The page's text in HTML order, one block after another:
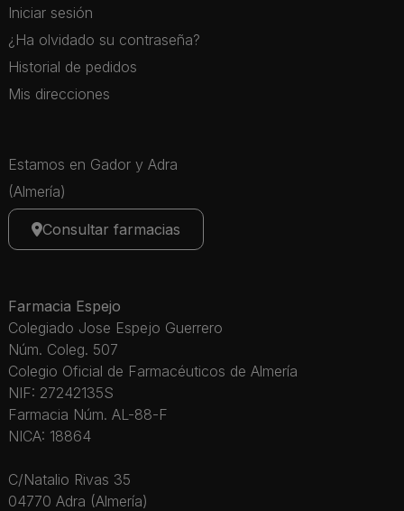
Iniciar sesión
¿Ha olvidado su contraseña?
Historial de pedidos
Mis direcciones
Estamos en Gador y Adra
(Almería)
Consultar farmacias
Farmacia Espejo
Colegiado Jose Espejo Guerrero
Núm. Coleg. 507
Colegio Oficial de Farmacéuticos de Almería
NIF: 27242135S
Farmacia Núm. AL-88-F
NICA: 18864
C/Natalio Rivas 35
04770 Adra (Almería)